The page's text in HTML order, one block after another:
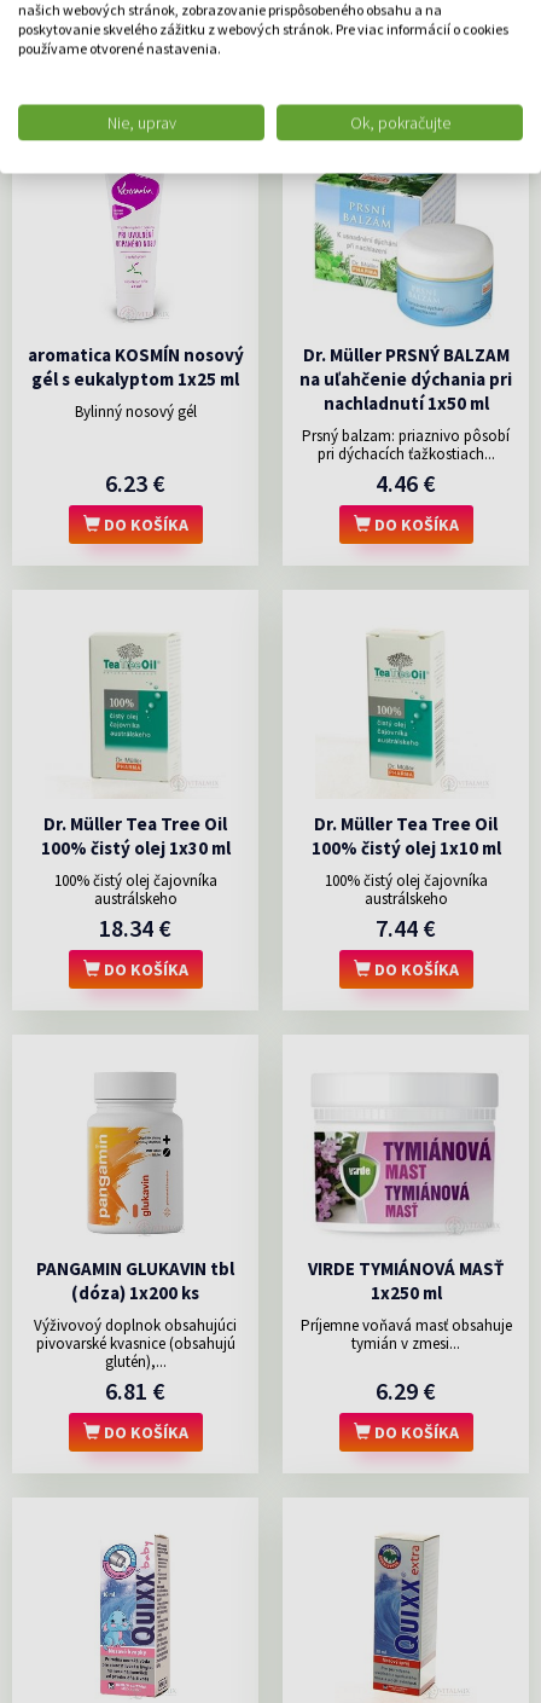
našich webových stránok, zobrazovanie prispôsobeného obsahu a na
poskytovanie skvelého zážitku z webových stránok. Pre viac informácií o cookies
používame otvorené nastavenia.
Nie, uprav Ok, pokračujte
6.40 €
DO KOŠÍKA
7.67 €
aromatica KOSMÍN nosový
gél s eukalyptom 1x25 ml
Bylinný nosový gél
6.23 €
DO KOŠÍKA
Dr. Müller PRSNÝ BALZAM
na uľahčenie dýchania pri
nachladnutí 1x50 ml
Prsný balzam: priaznivo pôsobí
pri dýchacích ťažkostiach...
4.46 €
DO KOŠÍKA
Dr. Müller Tea Tree Oil
100% čistý olej 1x30 ml
100% čistý olej čajovníka
austrálskeho
18.34 €
DO KOŠÍKA
Dr. Müller Tea Tree Oil
100% čistý olej 1x10 ml
100% čistý olej čajovníka
austrálskeho
7.44 €
DO KOŠÍKA
PANGAMIN GLUKAVIN tbl
(dóza) 1x200 ks
Výživovoý doplnok obsahujúci
pivovarské kvasnice (obsahujú
glutén),...
6.81 €
DO KOŠÍKA
VIRDE TYMIÁNOVÁ MASŤ
1x250 ml
Príjemne voňavá masť obsahuje
tymián v zmesi...
6.29 €
DO KOŠÍKA